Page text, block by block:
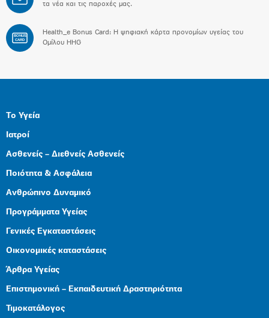
τα νέα και τις παροχές μας.
BONUS
CARD
Health_e Bonus Card: H ψηφιακή κάρτα προνομίων υγείας του
Ομίλου HHG
Το Υγεία
Ιατροί
Ασθενείς – Διεθνείς Ασθενείς
Ποιότητα & Ασφάλεια
Ανθρώπινο Δυναμικό
Προγράμματα Υγείας
Γενικές Εγκαταστάσεις
Οικονομικές καταστάσεις
Άρθρα Υγείας
Επιστημονική – Εκπαιδευτική Δραστηριότητα
Τιμοκατάλογος